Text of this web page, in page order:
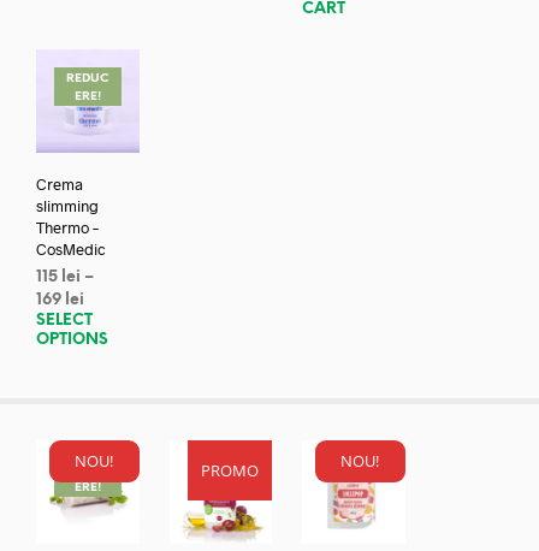
CART
REDUC
ERE!
Crema
slimming
Thermo –
CosMedic
115 lei –
169 lei
SELECT
OPTIONS
NOU!
REDUC
ERE!
PROMO NOU!